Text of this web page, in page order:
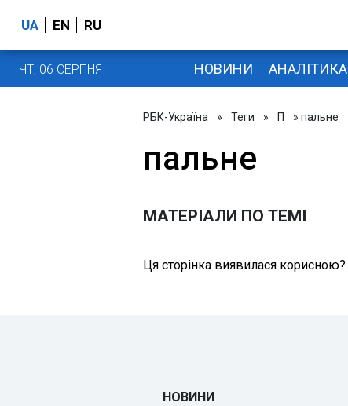
UA EN RU
ЧТ, 06 СЕРПНЯ НОВИНИ АНАЛІТИКА
РБК-Україна » Теги » П » пальне
пальне
МАТЕРІАЛИ ПО ТЕМІ
Ця сторінка виявилася корисною?
НОВИНИ